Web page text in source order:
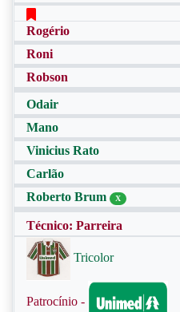
Rogério
Roni
Robson
Odair
Mano
Vinicius Rato
Carlão
Roberto Brum
X
Técnico: Parreira
Tricolor
Patrocínio -